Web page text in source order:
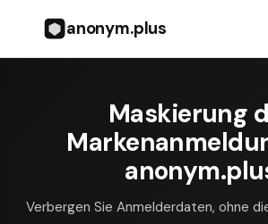
anonym.plus
Maskierung
Verbergen Sie Anmelderdaten, ohne